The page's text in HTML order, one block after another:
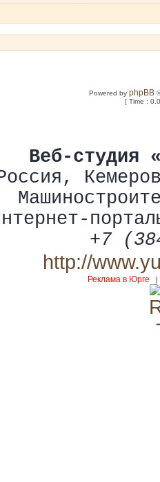
Powered byphpBB
[ Time :
Веб-студия
,
+7
http://
Реклама в Юрге